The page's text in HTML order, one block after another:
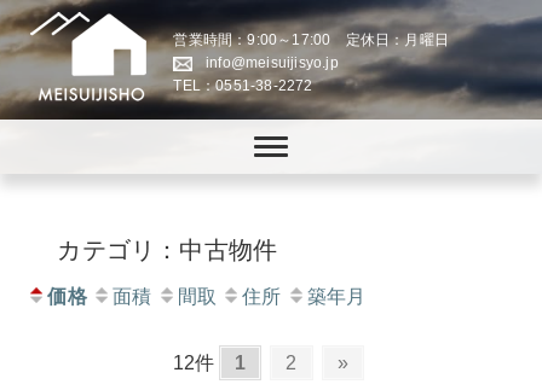
株式会社名水地所│八ヶ岳
の「田舎暮らし」・「スロ
ーライフの実現」をお手伝
い
八ヶ岳の「田舎暮らし」・「スローライフの実現」をお手伝いします。
営業時間：9:00～17:00 定休日：月曜日
info@meisuijisyo.jp
TEL：0551-38-2272
カテゴリ：中古物件
価格 面積 間取 住所 築年月
12件 1 2 »